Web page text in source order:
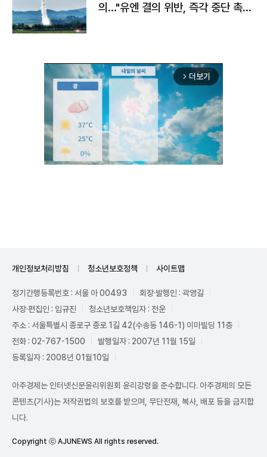
의…"유엔 결의 위반, 즉각 중단 촉
arrow_forward_ios 더보기
개인정보처리방침 청소년보호정책 사이트맵
정기간행등록번호 : 서울 아 00493
회장·발행인 : 곽영길
사장·편집인 : 임규진
청소년보호책임자 : 전운
주소 : 서울특별시 종로구 종로 1길 42(수송동 146-1) 이마빌딩 11층
전화 : 02-767-1500
발행일자 : 2007년 11월 15일
등록일자 : 2008년 01월10일
아주경제는 인터넷신문윤리위원회 윤리강령을 준수합니다. 아주경제의 모든
콘텐츠(기사)는 저작권법의 보호를 받으며, 무단전재, 복사, 배포 등을 금지합
니다.
Copyright ⓒ AJUNEWS All rights reserved.